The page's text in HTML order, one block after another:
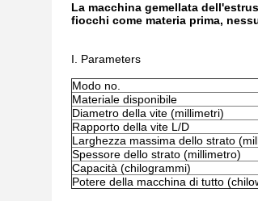
La macchina gemellata
fiocchi come materia prima,
I. Parameters
Modo no.
Materiale disponibile
Diametro della vite (millimetri)
Rapporto della vite L/D
Larghezza massima dello strato
Spessore dello strato (millimetro)
Capacità (chilogrammi)
Potere della macchina di tutto